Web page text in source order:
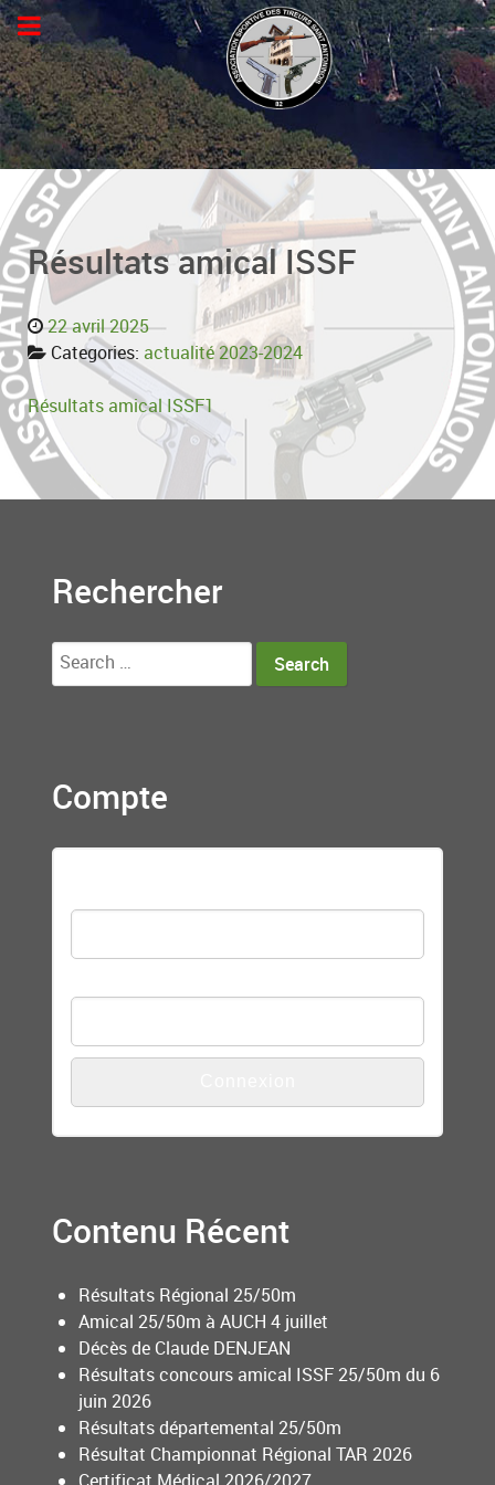
Résultats amical ISSF
22 avril 2025
Categories: actualité 2023-2024
Résultats amical ISSF1
Rechercher
Search
for:
Compte
Contenu Récent
Résultats Régional 25/50m
Amical 25/50m à AUCH 4 juillet
Décès de Claude DENJEAN
Résultats concours amical ISSF 25/50m du 6
juin 2026
Résultats départemental 25/50m
Résultat Championnat Régional TAR 2026